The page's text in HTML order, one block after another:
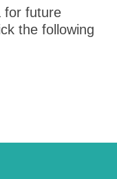
for future
the following